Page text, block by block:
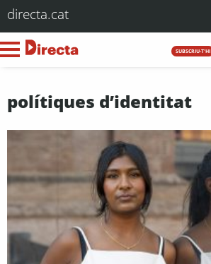
directa.cat
SUBSCRIU-T'HI
polítiques d’identitat